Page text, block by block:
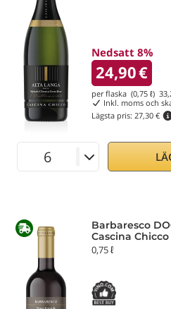
Nedsatt 8%
24,90€
per flaska (0,75 ℓ)
Inkl. moms och
Lägsta pris: 27,30 €
Barbaresco
Cascina Chicco
0,75 ℓ